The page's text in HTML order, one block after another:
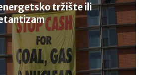
tržište ili